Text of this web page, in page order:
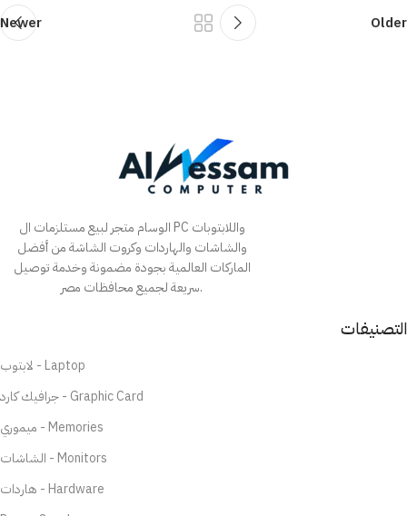
Newer Older
الوسام متجر لبيع مستلزمات ال PC واللابتوبات
والشاشات والهاردات وكروت الشاشة من أفضل
الماركات العالمية بجودة مضمونة وخدمة توصيل
سريعة لجميع محافظات مصر.
التصنيفات
لابتوب - Laptop
جرافيك كارد - Graphic Card
ميموري - Memories
الشاشات - Monitors
هاردات - Hardware